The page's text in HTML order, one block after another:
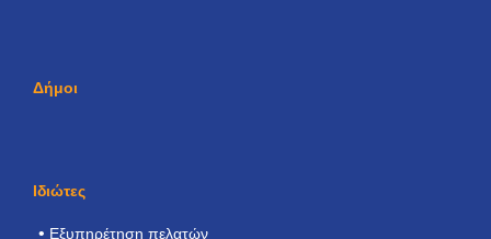
Δήμοι
Ιδιώτες
Εξυπηρέτηση πελατών